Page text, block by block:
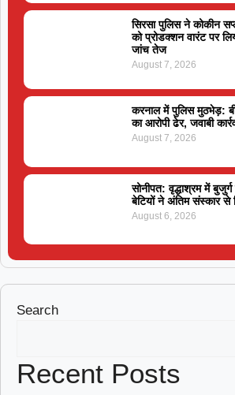
सिरसा पुलिस ने कोकीन
को प्रोडक्शन वारंट पर
जांच तेज
August 7, 2026
करनाल में पुलिस मुठभेड़:
का आरोपी ढेर, जवाबी
August 7, 2026
सोनीपत: वृद्धाश्रम में बुजुर्ग
बेटियों ने अंतिम संस्कार से
August 6, 2026
Search
Recent Posts